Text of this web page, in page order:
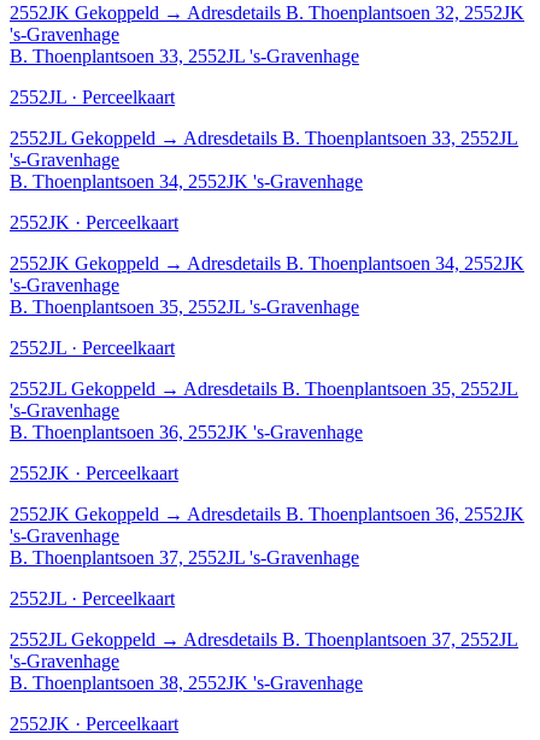
2552JK Gekoppeld → Adresdetails B. Thoenplantsoen 32, 2552JK
's-Gravenhage
B. Thoenplantsoen 33, 2552JL 's-Gravenhage
2552JL · Perceelkaart
2552JL Gekoppeld → Adresdetails B. Thoenplantsoen 33, 2552JL
's-Gravenhage
B. Thoenplantsoen 34, 2552JK 's-Gravenhage
2552JK · Perceelkaart
2552JK Gekoppeld → Adresdetails B. Thoenplantsoen 34, 2552JK
's-Gravenhage
B. Thoenplantsoen 35, 2552JL 's-Gravenhage
2552JL · Perceelkaart
2552JL Gekoppeld → Adresdetails B. Thoenplantsoen 35, 2552JL
's-Gravenhage
B. Thoenplantsoen 36, 2552JK 's-Gravenhage
2552JK · Perceelkaart
2552JK Gekoppeld → Adresdetails B. Thoenplantsoen 36, 2552JK
's-Gravenhage
B. Thoenplantsoen 37, 2552JL 's-Gravenhage
2552JL · Perceelkaart
2552JL Gekoppeld → Adresdetails B. Thoenplantsoen 37, 2552JL
's-Gravenhage
B. Thoenplantsoen 38, 2552JK 's-Gravenhage
2552JK · Perceelkaart